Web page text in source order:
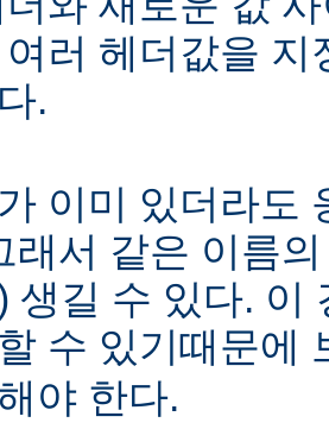
여러 헤더값을
.
이미 있더라도
래서 같은 이름
생길 수 있다. 이
수 있기때문에
야 한다.